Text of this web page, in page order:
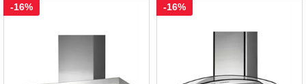
-16% -16%